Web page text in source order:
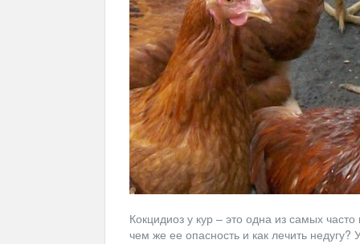
Кокцидиоз у кур – это одна из самых
чем же ее опасность и как лечить недугу?